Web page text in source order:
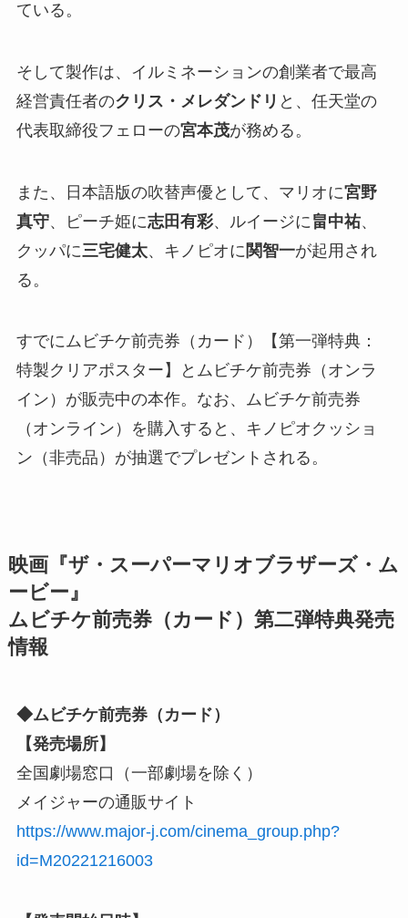
ている。
そして製作は、イルミネーションの創業者で最高
経営責任者のクリス・メレダンドリ と、任天堂の
代表取締役フェローの宮本茂が務める。
また、日本語版の吹替声優として、マリオに宮野
真守、ピーチ姫に志田有彩、ルイージに 畠中祐、
クッパに三宅健太、キノピオに 関智一が起用され
る。
すでにムビチケ前売券（カード）【第一弾特典：
特製クリアポスター】とムビチケ前売券（オンラ
イン）が販売中の本作。なお、ムビチケ前売券
（オンライン）を購入すると、キノピオクッショ
ン（非売品）が抽選でプレゼントされる。
映画『ザ・スーパーマリオブラザーズ・ム
ービー』
ムビチケ前売券（カード）第二弾特典発売
情報
◆ムビチケ前売券（カード）
【発売場所】
全国劇場窓口（一部劇場を除く）
メイジャーの通販サイト
https://www.major-j.com/cinema_group.php?
id=M20221216003